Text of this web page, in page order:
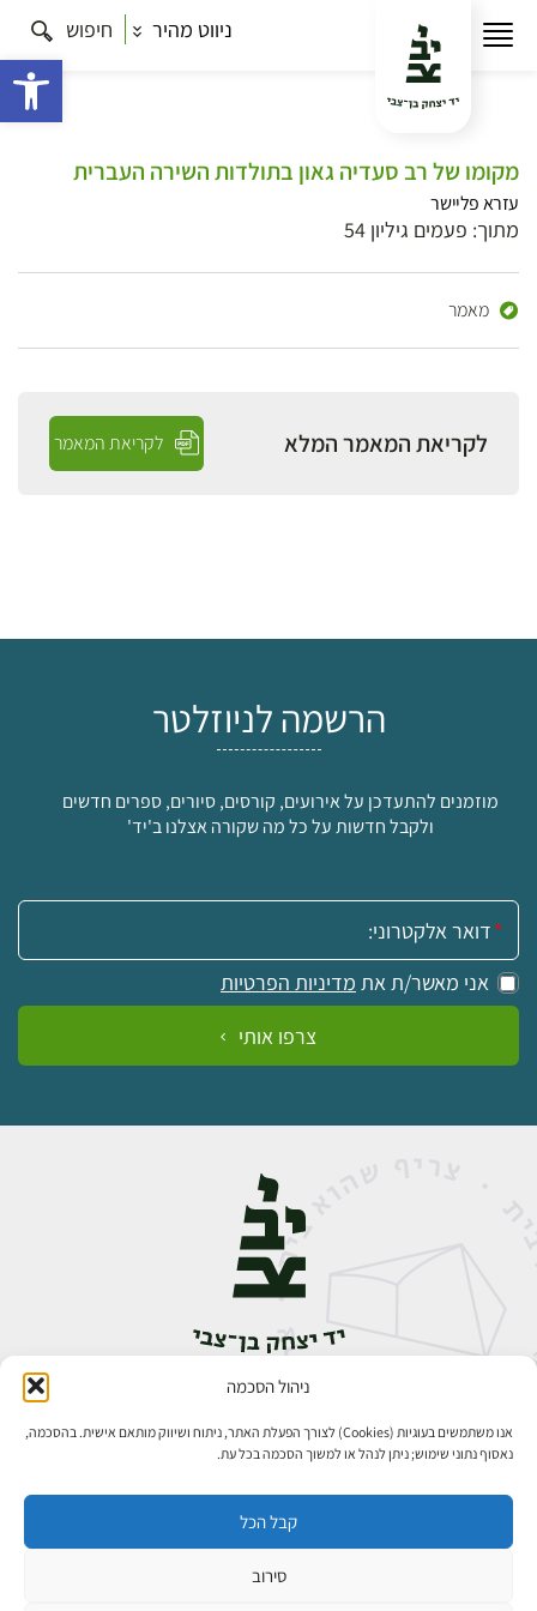
ניהול הסכמה
אנו משתמשים בעוגיות (Cookies) לצורך הפעלת האתר, ניתוח ושיווק מותאם אישית. בהסכמה,
נאסוף נתוני שימוש; ניתן לנהל או למשוך הסכמה בכל עת.
קבל הכל
סירוב
ניווט מהיר חיפוש
מקומו של רב סעדיה גאון בתולדות השירה העברית
עזרא פליישר
מתוך: פעמים גיליון 54
מאמר
לקריאת המאמר המלא לקריאת המאמר
הרשמה לניוזלטר
מוזמנים להתעדכן על אירועים, קורסים, סיורים, ספרים חדשים
ולקבל חדשות על כל מה שקורה אצלנו ב'יד'
אימייל:
אני מאשר/ת את מדיניות הפרטיות
צרפו אותי
אבן גבירול 14, רחביה, ירושלים